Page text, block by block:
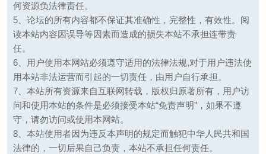
何资源负法律责任。
5、论坛的所有内容都不保证其准确性，完整性，有效性。阅
读本站内容因误导等因素而造成的损失本站不承担连带责
任。
6、用户使用本网站必须遵守适用的法律法规,对于用户违法使
用本站非法运营而引起的一切责任，由用户自行承担。
7、本站所有资源来自互联网转载，版权归原著所有，用户访
问和使用本站的条件是必须接受本站“免责声明”，如果不遵
守，请勿访问或使用本网站。
8、本站使用者因为违反本声明的规定而触犯中华人民共和国
法律的，一切后果自己负责，本站不承担任何责任。